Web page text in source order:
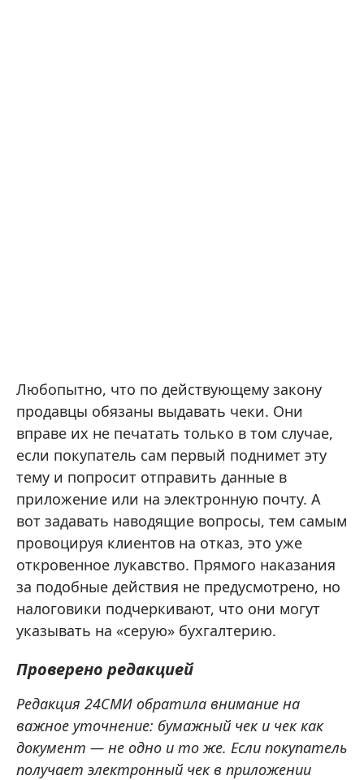
Любопытно, что по действующему закону
продавцы обязаны выдавать чеки. Они
вправе их не печатать только в том случае,
если покупатель сам первый поднимет эту
тему и попросит отправить данные в
приложение или на электронную почту. А
вот задавать наводящие вопросы, тем самым
провоцируя клиентов на отказ, это уже
откровенное лукавство. Прямого наказания
за подобные действия не предусмотрено, но
налоговики подчеркивают, что они могут
указывать на «серую» бухгалтерию.
Проверено редакцией
Редакция 24СМИ обратила внимание на
важное уточнение: бумажный чек и чек как
документ — не одно и то же. Если покупатель
получает электронный чек в приложении